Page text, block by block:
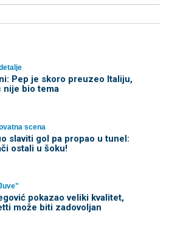
Pep je skoro preuzeo Italiju,
nije bio tema
scena
slaviti gol pa propao u tunel:
ostali u šoku!
pokazao veliki kvalitet,
može biti zadovoljan